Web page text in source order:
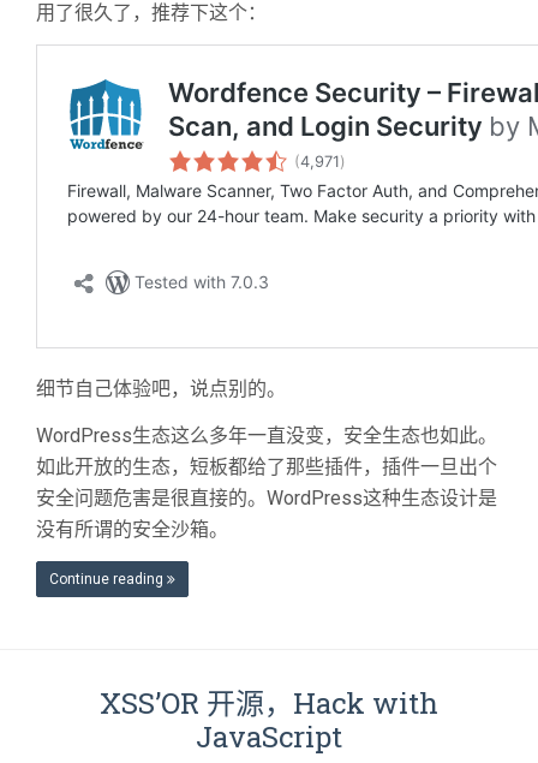
用了很久了，推荐下这个：
细节自己体验吧，说点别的。
WordPress生态这么多年一直没变，安全生态也如此。
如此开放的生态，短板都给了那些插件，插件一旦出个
安全问题危害是很直接的。WordPress这种生态设计是
没有所谓的安全沙箱。
Continue reading
XSS’OR 开源，Hack with
JavaScript